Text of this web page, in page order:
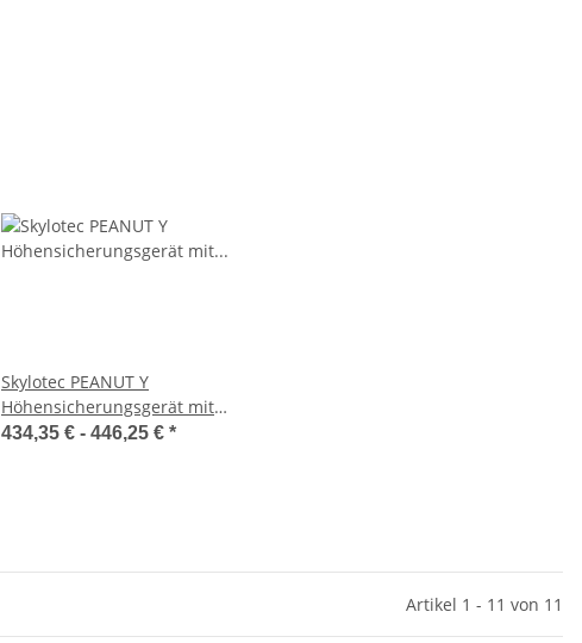
Skylotec PEANUT Y
Höhensicherungsgerät mit
Stahl-Karabiner
434,35 € - 446,25 € *
Artikel 1 - 11 von 11